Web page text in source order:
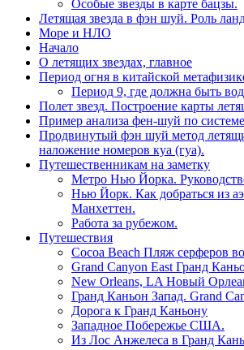
Особые звезды в карте бацзы.
Летящая звезда в фэн шуй. Роль
Море и НЛО
Начало
О летящих звездах, главное
Период огня в китайской
Период 9, где должна быть
Полет звезд. Построение карты
Пример анализа фен-шуй по системе
Продвинутый фэн шуй метод
наложение номеров куа (гуа).
Путешественникам на заметку
Метро Нью Йорка.
Нью Йорк. Как добраться из
Манхеттен.
Работа за рубежом.
Путешествия
Cocoa Beach Пляж серферов
Grand Canyon East Гранд
New Orleans, LA Новый
Гранд Каньон Запад. Grand
Дорога к Гранд Каньону
Западное Побережье США.
Из Лос Анжелеса в Гранд